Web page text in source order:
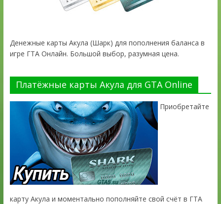
Денежные карты Акула (Шарк) для пополнения баланса в
игре ГТА Онлайн. Большой выбор, разумная цена.
Платёжные карты Акула для GTA Online
Приобретайте
карту Акула и моментально пополняйте свой счёт в ГТА